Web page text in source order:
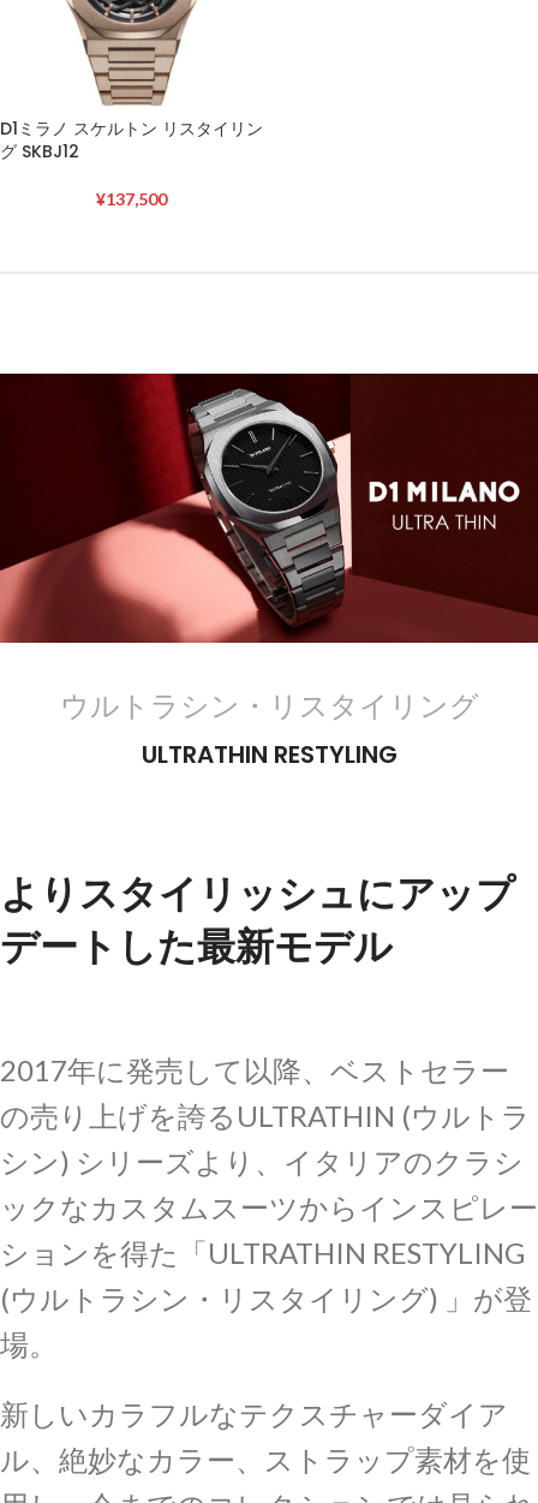
D1ミラノ スケルトン リスタイリン
グ SKBJ12
¥137,500
ウルトラシン・リスタイリング
ULTRATHIN RESTYLING
よりスタイリッシュにアップ
デートした最新モデル
2017年に発売して以降、ベストセラー
の売り上げを誇るULTRATHIN (ウルトラ
シン) シリーズより、イタリアのクラシ
ックなカスタムスーツからインスピレー
ションを得た「ULTRATHIN RESTYLING
(ウルトラシン・リスタイリング) 」が登
場。
新しいカラフルなテクスチャーダイア
ル、絶妙なカラー、ストラップ素材を使